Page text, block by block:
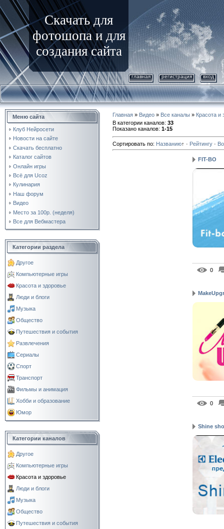
Скачать для
фотошопа и для
создания сайта
главная регистрация вход
Меню сайта
Клуб Нейросети
Новости на сайте
Скачать бесплатно
Каталог сайтов
Онлайн игры
Всё для Ucoz
Кулинария
Наш форум
Видео
Место за 100р. (неделя)
Все для Вебмастера
Категории раздела
Другое
Компьютерные игры
Красота и здоровье
Люди и блоги
Музыка
Общество
Путешествия и события
Развлечения
Сериалы
Спорт
Транспорт
Фильмы и анимация
Хобби и образование
Юмор
Категории каналов
Другое
Компьютерные игры
Красота и здоровье
Люди и блоги
Музыка
Общество
Путешествия и события
Главная » Видео » Все каналы » Красота и
В категории каналов: 33
Показано каналов: 1-15
Сортировать по: Названию↑ · Рейтингу ·
FIT-BO
0
0
Shine